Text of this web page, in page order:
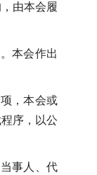
由本会履
本会作出
，本会或
序，以公
事人、代